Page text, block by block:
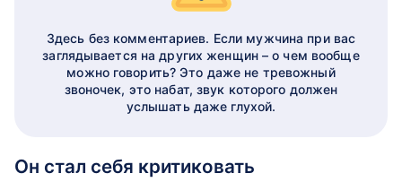
Здесь без комментариев. Если мужчина при вас
заглядывается на других женщин – о чем вообще
можно говорить? Это даже не тревожный
звоночек, это набат, звук которого должен
услышать даже глухой.
Он стал себя критиковать